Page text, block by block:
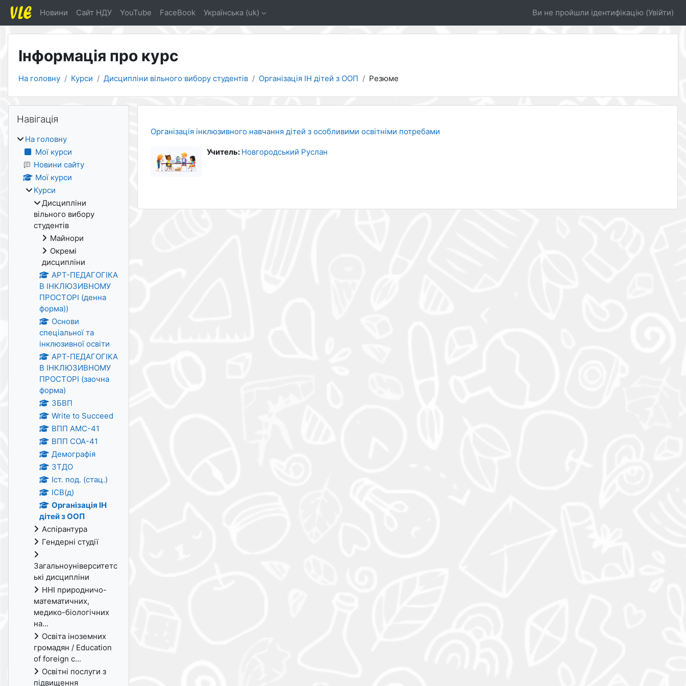
Перейти до головного вмісту
Новини Cайт НДУ YouTube FaceBook Українська ‎(uk)‎ Ви не пройшли ідентифікацію (Увійти)
Інформація про курс
На головну Курси Дисципліни вільного вибору студентів Організація ІН дітей з ООП Резюме
Організація інклюзивного навчання дітей з особливими освітніми потребами
Учитель: Новгородський Руслан
Блоки
Навігація
На головну
Мої курси
Новини сайту
Мої курси
Курси
Дисципліни
вільного вибору
студентів
Майнори
Окремі
дисципліни
АРТ-ПЕДАГОГІКА
В ІНКЛЮЗИВНОМУ
ПРОСТОРІ (денна
форма))
Основи
спеціальної та
інклюзивної освіти
АРТ-ПЕДАГОГІКА
В ІНКЛЮЗИВНОМУ
ПРОСТОРІ (заочна
форма)
ЗБВП
Write to Succeed
ВПП АМС-41
ВПП СОА-41
Демографія
ЗТДО
Іст. под. (стац.)
ІСВ(д)
Організація ІН
дітей з ООП
Аспірантура
Гендерні студії
Загальноуніверситетс
ькі дисципліни
ННІ природничо-
математичних,
медико-біологічних
на...
Освіта іноземних
громадян / Education
of foreign c...
Освітні послуги з
підвищення